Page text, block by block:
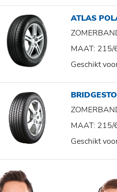
ATLAS
MAAT:
Geschikt
MAAT:
Geschikt